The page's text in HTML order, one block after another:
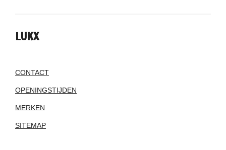
LUKX
CONTACT
OPENINGSTIJDEN
MERKEN
SITEMAP